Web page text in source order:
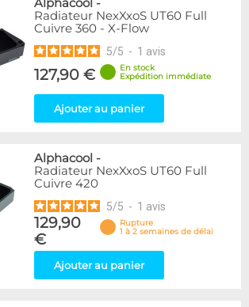
Alphacool -
Radiateur NexXxoS UT60 Full
Cuivre 360 - X-Flow
5/5 - 1 avis
127,90 €
En stock
Expédition immédiate
Ajouter au panier
Alphacool -
Radiateur NexXxoS UT60 Full
Cuivre 420
5/5 - 1 avis
129,90
€
Rupture
1 à 2 semaines de délai
Ajouter au panier